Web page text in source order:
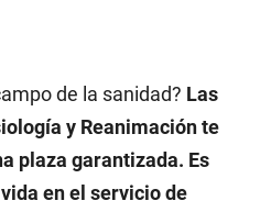
de la sanidad? Las
y Reanimación te
plaza garantizada. Es
en el servicio de